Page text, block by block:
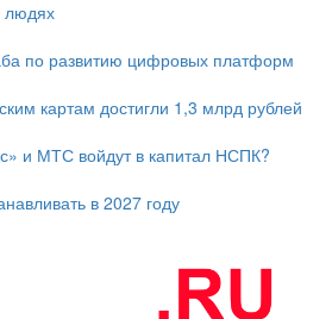
людях
по развитию цифровых платформ
картам достигли 1,3 млрд рублей
и МТС войдут в капитал НСПК?
в 2027 году